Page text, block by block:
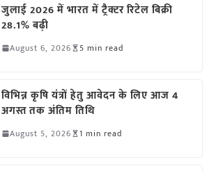
जुलाई 2026 में भारत में ट्रैक्टर रिटेल बिक्री
28.1% बढ़ी
August 6, 2026 5 min read
विभिन्न कृषि यंत्रों हेतु आवेदन के लिए आज 4
अगस्त तक अंतिम तिथि
August 5, 2026 1 min read